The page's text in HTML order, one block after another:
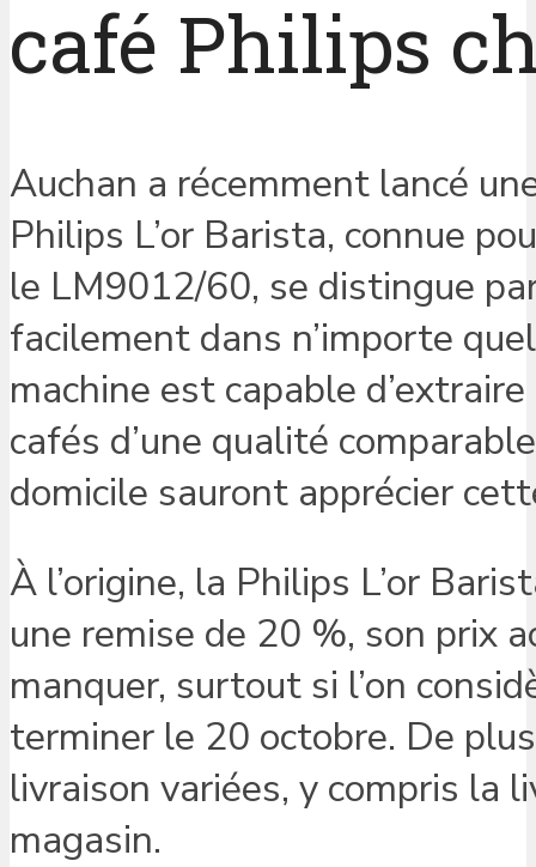
café Philips
Auchan a récemment lancé
Philips L’or Barista, connue
le LM9012/60, se distingue
facilement dans n’importe
machine est capable
cafés d’une qualité
domicile sauront apprécier
À l’origine, la Philips L’or
une remise de 20 %, son prix
manquer, surtout si l’on
terminer le 20 octobre. De
livraison variées, y compris la
magasin.